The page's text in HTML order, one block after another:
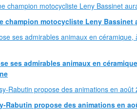
champion motocycliste Leny Bassinet
ses admirables animaux en
Rabutin propose des animations en